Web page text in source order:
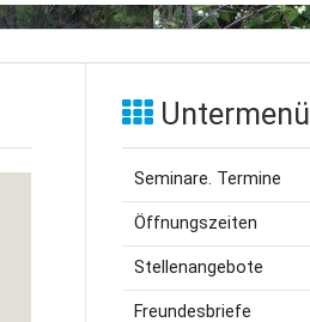
Menschen
Untermenü
Seminare. Termine
Öffnungszeiten
Stellenangebote
Freundesbriefe